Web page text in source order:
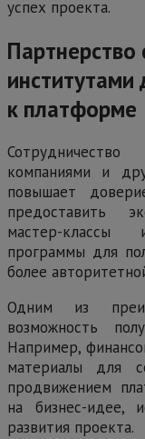
успех проекта.
к платформе
компаниями и
повышает
предоставить
мастер-классы
программы для
более
Одним из
возможность
Например,
материалы для
продвижением
на бизнес-идее,
развития проекта.